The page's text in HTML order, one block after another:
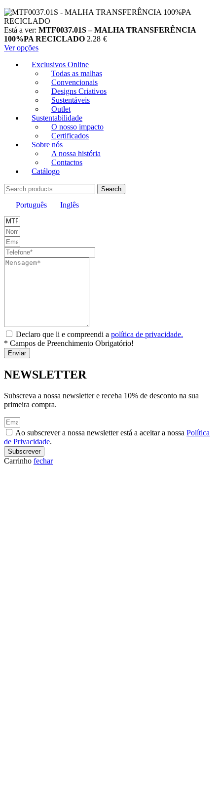
Está a ver: MTF0037.01S – MALHA TRANSFERÊNCIA
100%PA RECICLADO 2.28 €
Ver opções
Exclusivos Online
Todas as malhas
Convencionais
Designs Criativos
Sustentáveis
Outlet
Sustentabilidade
O nosso impacto
Certificados
Sobre nós
A nossa história
Contactos
Catálogo
Search
for:
Search
Português Inglês
Declaro que li e compreendi a política de privacidade.
* Campos de Preenchimento Obrigatório!
Enviar
NEWSLETTER
Subscreva a nossa newsletter e receba 10% de desconto na sua
primeira compra.
Ao subscrever a nossa newsletter está a aceitar a nossa Política
de Privacidade.
Subscrever
Carrinho fechar